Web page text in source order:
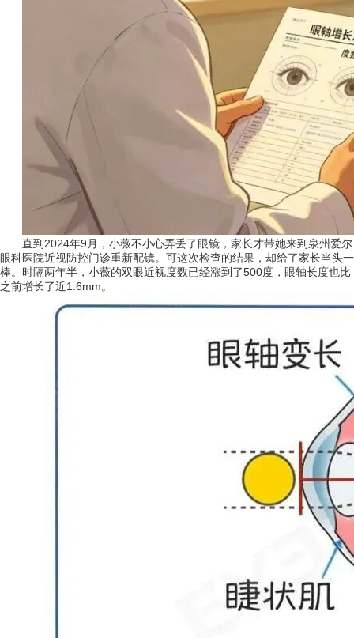
直到2024年9月，小薇不小心弄丢了眼镜，家长才带她来到泉州爱尔
眼科医院近视防控门诊重新配镜。可这次检查的结果，却给了家长当头一
棒。时隔两年半，小薇的双眼近视度数已经涨到了500度，眼轴长度也比
之前增长了近1.6mm。